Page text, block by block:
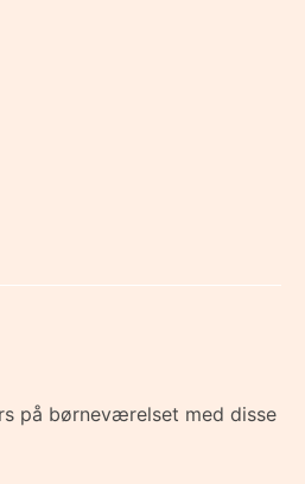
på børneværelset med disse